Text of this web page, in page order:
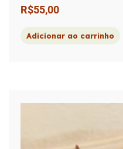
R$55,00
Adicionar ao carrinho